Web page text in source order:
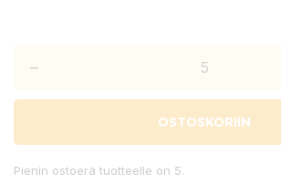
–
OSTOSKORIIN
Pienin ostoerä tuotteelle on 5.